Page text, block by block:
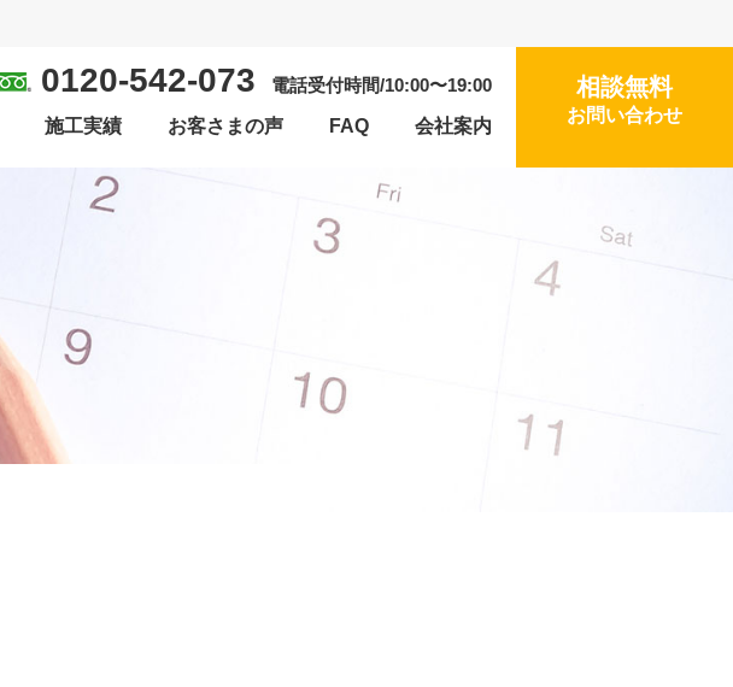
相談無料
お問い合わせ
0120-542-073
電話受付時間/10:00〜19:00
施工実績 お客さまの声 FAQ 会社案内